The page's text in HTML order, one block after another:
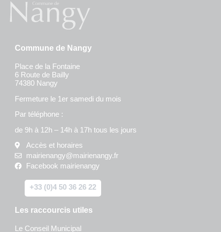
Commune de Nangy
Place de la Fontaine
6 Route de Bailly
74380 Nangy
Fermeture le 1er samedi du mois
Par téléphone :
de 9h à 12h – 14h à 17h tous les jours
Accès et horaires
mairienangy@mairienangy.fr
Facebook mairienangy
+33 (0)4 50 36 26 22
Les raccourcis utiles
Le Conseil Municipal